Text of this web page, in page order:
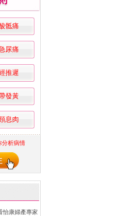
骶痛
尿痛
推遲
發黃
息肉
分析病情
怡康婦產專家